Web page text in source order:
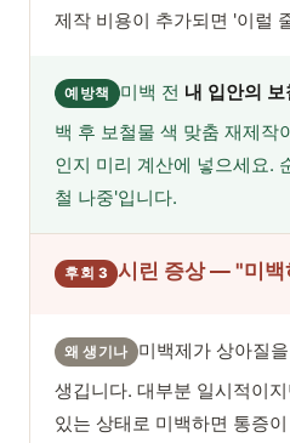
제작 비용이 추가되면 '이럴
예방책 미백 전 내 입안의
백 후 보철물 색 맞춤 재제작
인지 미리 계산에 넣으세요.
철 나중'입니다.
후회 3 시린 증상 — "미백
왜 생기나
미백제가 상아질
생깁니다. 대부분 일시적이지
있는 상태로 미백하면 통증